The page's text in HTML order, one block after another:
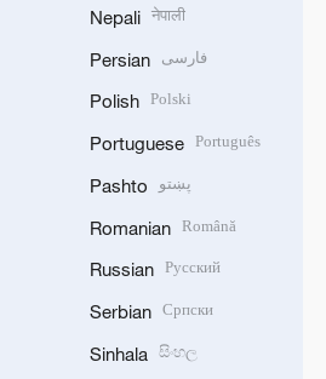
Nepali नेपाली
Persian فارسی
Polish Polski
Portuguese Português
Pashto پښتو
Romanian Română
Russian Русский
Serbian Српски
Sinhala සිංහල